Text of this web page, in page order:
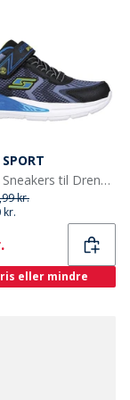
SPORT
SKECHERS Sneakers til Drenge Tri-Namics Sort
kr.
kr.
eller mindre